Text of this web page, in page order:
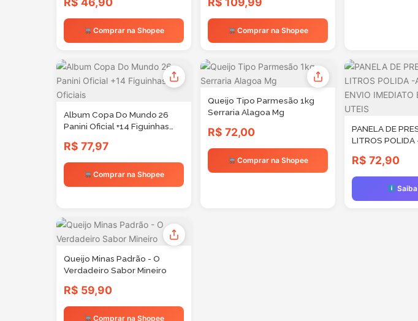
Cabelo Liso
Comprar na Shopee
Personalizada Nomoe Logo
Frase
Comprar na Shopee
Album Copa Do Mundo 26
Panini Oficial +14 Figuinhas
R$ 77,97
Comprar na Shopee
Queijo Tipo Parmesão 1kg
Serraria Alagoa Mg
R$ 72,00
Comprar na Shopee
PANELA DE
LITROS
HORAS UTEIS
R$ 72,90
Queijo Minas Padrão - O
Verdadeiro Sabor Mineiro
R$ 59,90
Comprar na Shopee